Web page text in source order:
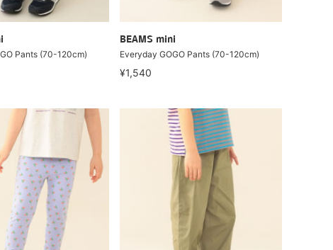
Pants (70-120cm)
BEAMS mini
Everyday GOGO Pants (70-120cm)
¥1,540